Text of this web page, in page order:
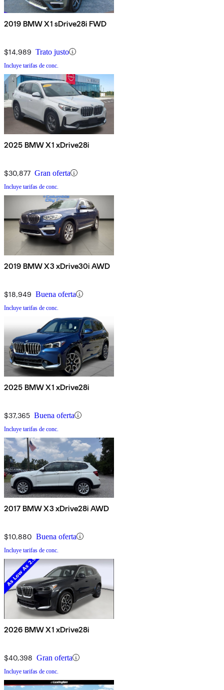
2019 BMW X1 sDrive28i FWD
$14,989 Trato justo
Incluye tarifas de conc.
2025 BMW X1 xDrive28i
$30,877 Gran oferta
Incluye tarifas de conc.
2019 BMW X3 xDrive30i AWD
$18,949 Buena oferta
Incluye tarifas de conc.
2025 BMW X1 xDrive28i
$37,365 Buena oferta
Incluye tarifas de conc.
2017 BMW X3 xDrive28i AWD
$10,880 Buena oferta
Incluye tarifas de conc.
2026 BMW X1 xDrive28i
$40,398 Gran oferta
Incluye tarifas de conc.